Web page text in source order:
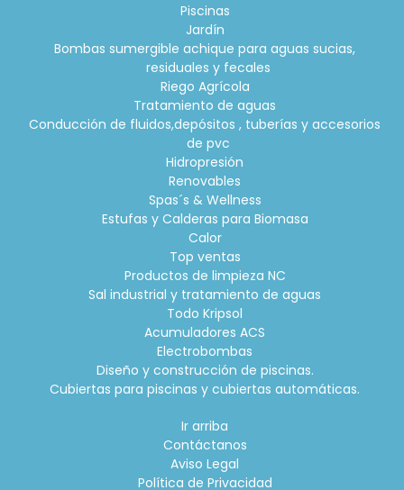
Piscinas
Jardín
Bombas sumergible achique para aguas sucias,
residuales y fecales
Riego Agrícola
Tratamiento de aguas
Conducción de fluidos,depósitos , tuberías y accesorios
de pvc
Hidropresión
Renovables
Spas´s & Wellness
Estufas y Calderas para Biomasa
Calor
Top ventas
Productos de limpieza NC
Sal industrial y tratamiento de aguas
Todo Kripsol
Acumuladores ACS
Electrobombas
Diseño y construcción de piscinas.
Cubiertas para piscinas y cubiertas automáticas.
Ir arriba
Contáctanos
Aviso Legal
Política de Privacidad